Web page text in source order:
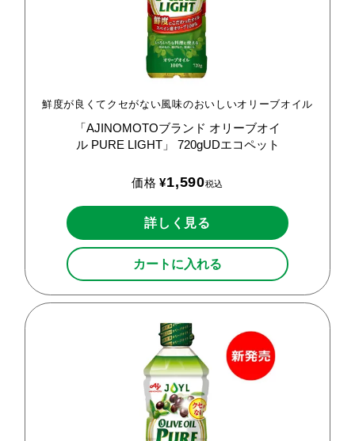
鮮度が良くてクセがない風味のおいしいオリーブオイル
「AJINOMOTOブランド オリーブオイ
ル PURE LIGHT」 720gUDエコペット
価格 ¥1,590税込
詳しく見る
カートに入れる